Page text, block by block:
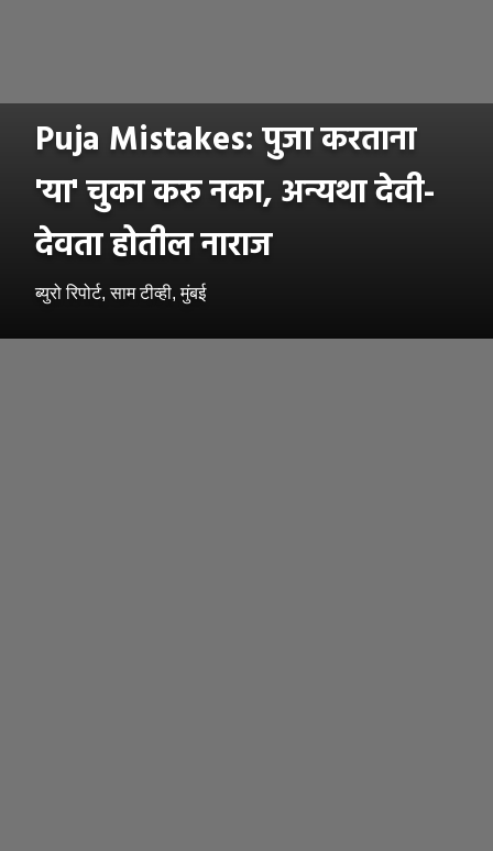
Puja Mistakes: पुजा करताना
'या' चुका करु नका, अन्यथा देवी-
देवता होतील नाराज
ब्युरो रिपोर्ट, साम टीव्ही, मुंबई